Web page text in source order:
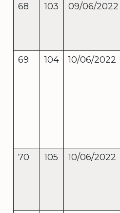
68
103 09/06/2022
69 104 10/06/2022
70 105 10/06/2022